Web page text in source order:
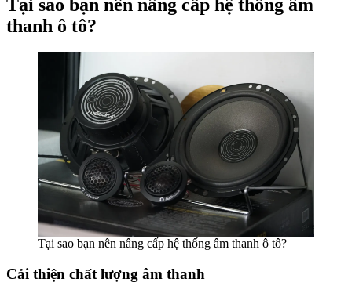
Tại sao bạn nên nâng cấp hệ thống âm
thanh ô tô?
Tại sao bạn nên nâng cấp hệ thống âm thanh ô tô?
Cải thiện chất lượng âm thanh